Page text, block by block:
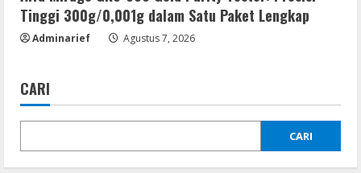
Tinggi 300g/0,001g dalam Satu Paket Lengkap
Adminarief Agustus 7, 2026
CARI
CARI